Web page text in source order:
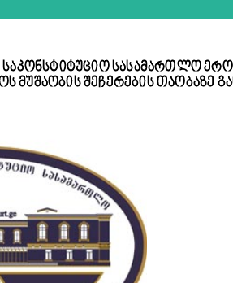
სასამართლო
მუშაობის შეჩერების თაობაზე